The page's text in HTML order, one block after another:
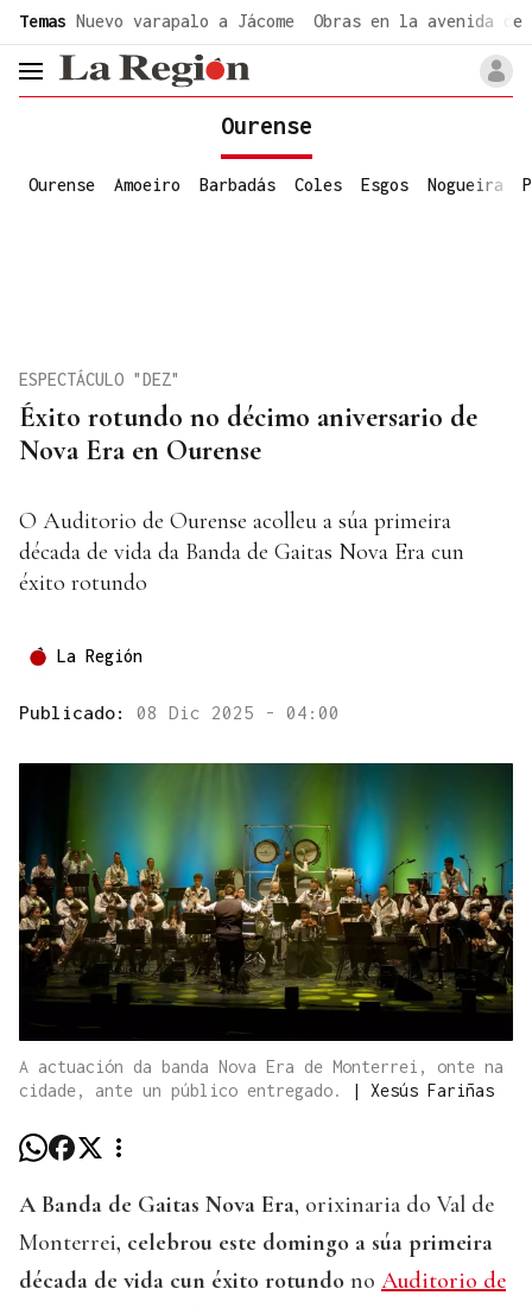
Temas Nuevo varapalo a Jácome Obras en la avenida de
header.menu.open
Ourense
Ourense Amoeiro Barbadás Coles Esgos Nogueira
Éxito rotundo no décimo aniversario de
Nova Era en Ourense
ESPECTÁCULO "DEZ"
O Auditorio de Ourense acolleu a súa primeira
década de vida da Banda de Gaitas Nova Era cun
éxito rotundo
La Región
Publicado: 08 Dic 2025 - 04:00
A actuación da banda Nova Era de Monterrei, onte na
cidade, ante un público entregado.
| Xesús Fariñas
A Banda de Gaitas Nova Era, orixinaria do Val de
Monterrei, celebrou este domingo a súa primeira
década de vida cun éxito rotundo no Auditorio de